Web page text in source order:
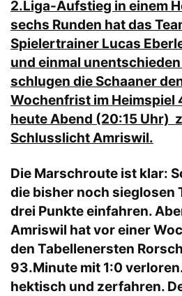
2.Liga-Aufstieg in einem
sechs Runden hat das
Spielertrainer Lucas
und einmal
schlugen die Schaaner
Wochenfrist im Heimspiel
heute Abend (20:15 Uhr)
Schlusslicht Amriswil.
Die Marschroute ist klar:
die bisher noch sieglosen
drei Punkte einfahren.
Amriswil hat vor einer
den Tabellenersten
93.Minute mit 1:0
hektisch und zerfahren.